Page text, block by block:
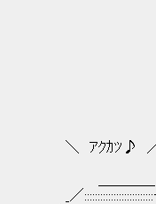
- _
- _
-
` ―
＼ ｱｸ
＿＿＿＿
_／